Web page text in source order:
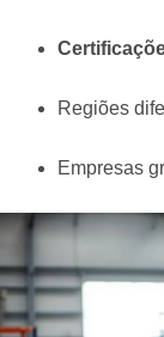
Regiões
Empresas